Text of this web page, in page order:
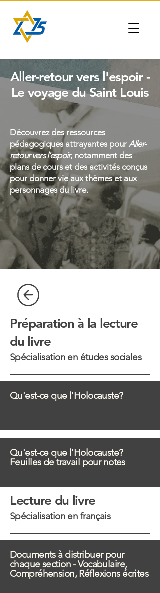
Aller-retour vers l'espoir -
Le voyage du Saint Louis
Découvrez des ressources
pédagogiques attrayantes pour Aller-
retour vers l'espoir, notamment des
plans de cours et des activités conçus
pour donner vie aux thèmes et aux
personnages du livre.
Préparation à la lecture
du livre
Spécialisation en études sociales
Qu'est-ce que l'Holocauste?
Qu'est-ce que l'Holocauste?
Feuilles de travail pour notes
Lecture du livre
Spécialisation en français
Documents à distribuer pour
chaque section - Vocabulaire,
Compréhension, Réflexions écrites